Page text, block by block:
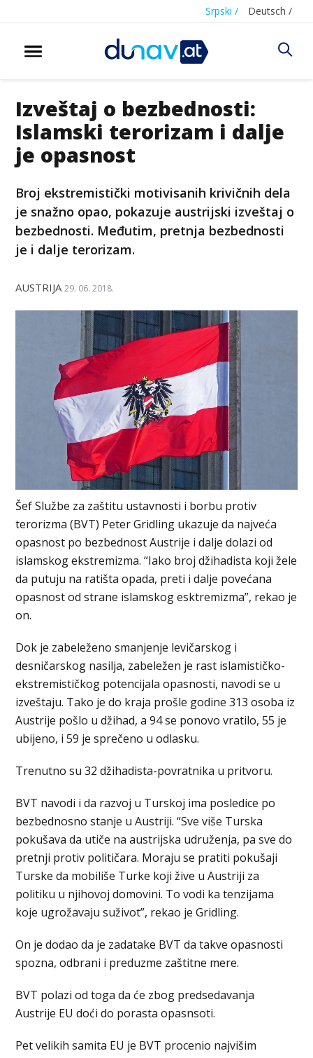
Srpski / Deutsch /
Izveštaj o bezbednosti:
Islamski terorizam i dalje
je opasnost
Broj ekstremistički motivisanih krivičnih dela
je snažno opao, pokazuje austrijski izveštaj o
bezbednosti. Međutim, pretnja bezbednosti
je i dalje terorizam.
AUSTRIJA 29. 06. 2018.
Šef Službe za zaštitu ustavnosti i borbu protiv
terorizma (BVT) Peter Gridling ukazuje da najveća
opasnost po bezbednost Austrije i dalje dolazi od
islamskog ekstremizma. “Iako broj džihadista koji žele
da putuju na ratišta opada, preti i dalje povećana
opasnost od strane islamskog esktremizma”, rekao je
on.
Dok je zabeleženo smanjenje levičarskog i
desničarskog nasilja, zabeležen je rast islamističko-
ekstremističkog potencijala opasnosti, navodi se u
izveštaju. Tako je do kraja prošle godine 313 osoba iz
Austrije pošlo u džihad, a 94 se ponovo vratilo, 55 je
ubijeno, i 59 je sprečeno u odlasku.
Trenutno su 32 džihadista-povratnika u pritvoru.
BVT navodi i da razvoj u Turskoj ima posledice po
bezbednosno stanje u Austriji. “Sve više Turska
pokušava da utiče na austrijska udruženja, pa sve do
pretnji protiv političara. Moraju se pratiti pokušaji
Turske da mobiliše Turke koji žive u Austriji za
politiku u njihovoj domovini. To vodi ka tenzijama
koje ugrožavaju suživot”, rekao je Gridling.
On je dodao da je zadatake BVT da takve opasnosti
spozna, odbrani i preduzme zaštitne mere.
BVT polazi od toga da će zbog predsedavanja
Austrije EU doći do porasta opasnsoti.
Pet velikih samita EU je BVT procenio najvišim